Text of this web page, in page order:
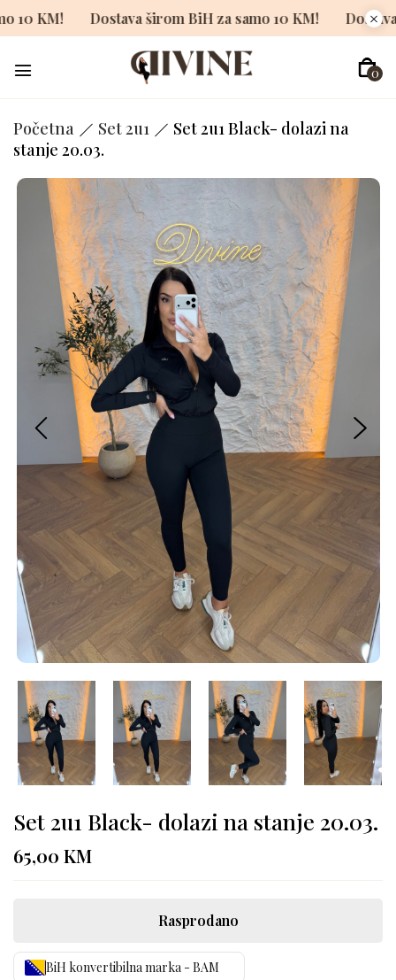
samo 10 KM! Dostava širom BiH za samo 10 KM!
0
Početna Set 2u1
Set 2u1 Black- dolazi na
stanje 20.03.
Set 2u1 Black- dolazi na stanje 20.03.
65,00 KM
Rasprodano
BiH konvertibilna marka - BAM